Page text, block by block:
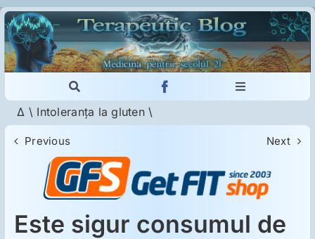
Skip
to
content
Toggle
Navigation
Cautare...
Toggle
Imunologie
Dermatologie
Psihiatrie
Δ \ Intoleranţa la gluten \
Previous Next
Este sigur consumul de